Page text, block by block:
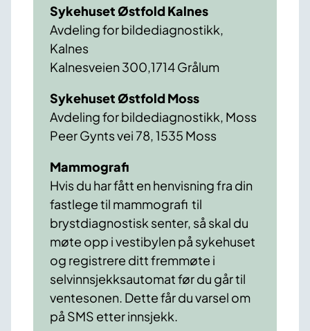
Sykehuset Østfold Kalnes
Avdeling for bildediagnostikk,
Kalnes
Kalnesveien 300,1714 Grålum
Sykehuset Østfold Moss
Avdeling for bildediagnostikk, Moss
Peer Gynts vei 78, 1535 Moss
Mammografi
Hvis du har fått en henvisning fra din
fastlege til mammografi til
brystdiagnostisk senter, så skal du
møte opp i vestibylen på sykehuset
og registrere ditt fremmøte i
selvinnsjekksautomat før du går til
ventesonen. Dette får du varsel om
på SMS etter innsjekk.